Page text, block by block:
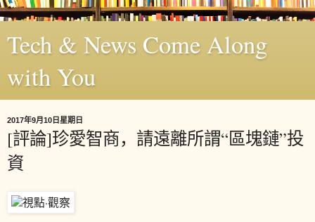
Tech & News Come Along
with You
2017年9月10日星期日
[評論]珍愛智商，請遠離所謂“區塊鏈”投
資